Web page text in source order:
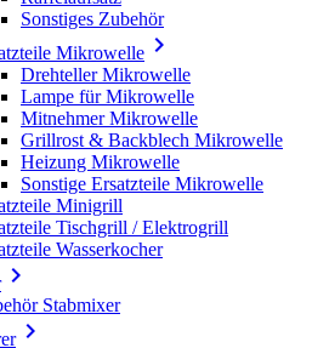
Sonstiges Zubehör
Mikrowelle 
Drehteller Mikrowelle
Lampe für Mikrowelle
Mitnehmer Mikrowelle
Grillrost & Backblech Mikrowelle
Heizung Mikrowelle
Sonstige Ersatzteile Mikrowelle
Minigrill
Tischgrill / Elektrogrill
Wasserkocher

Stabmixer
